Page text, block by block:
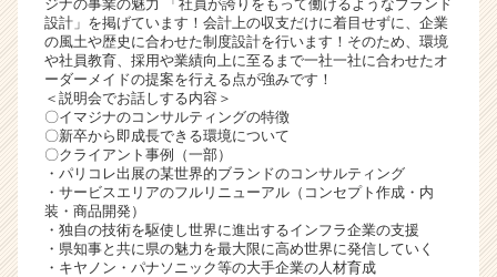
（C
h
e
e
r
C
a
r
e
r）
ジナの事業の魅力 「社員が誇りをもって働けるようなブランド
設計」を掲げています！会計上の収支だけに着目せずに、企業
の風土や歴史に合わせた制度設計を行います！そのため、環境
や社員教育、採用や業績向上に至るまで一社一社に合わせたオ
ーダーメイドの提案を行える点が強みです！
＜説明会でお話しする内容＞
〇イマジナのコンサルティングの特徴
〇新卒から即成長できる環境について
〇クライアント事例（一部）
・パリコレ出展の某世界的ブランドのコンサルティング
・サービスエリアのフルリニューアル（コンセプト作成・内
装・商品開発）
・独自の技術を駆使し世界に進出するインフラ企業の支援
・県知事と共に県の魅力を最大限に高め世界に発信していく
・キヤノン・パナソニック等の大手企業の人材育成